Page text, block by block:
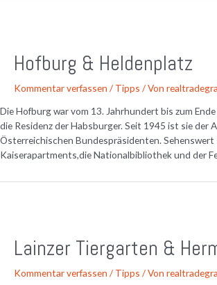
Hofburg & Heldenplatz
Kommentar verfassen / Tipps / Von
Die Hofburg war vom 13. Jahrhundert bis zum
die Residenz der Habsburger. Seit 1945 ist sie der
Österreichischen Bundespräsidenten. Sehenswert
Kaiserapartments,die Nationalbibliothek und der
Lainzer Tiergarten &
Kommentar verfassen / Tipps / Von